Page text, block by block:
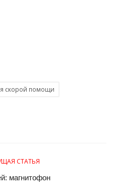
скорой помощи
СТАТЬЯ
магнитофон